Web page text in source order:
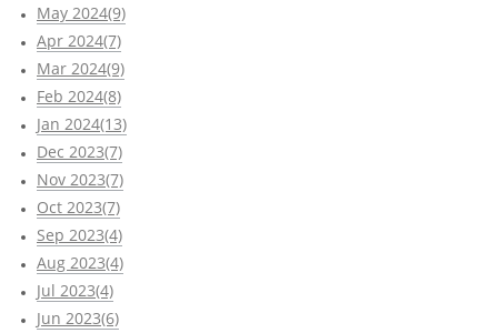
May 2024(9)
Apr 2024(7)
Mar 2024(9)
Feb 2024(8)
Jan 2024(13)
Dec 2023(7)
Nov 2023(7)
Oct 2023(7)
Sep 2023(4)
Aug 2023(4)
Jul 2023(4)
Jun 2023(6)